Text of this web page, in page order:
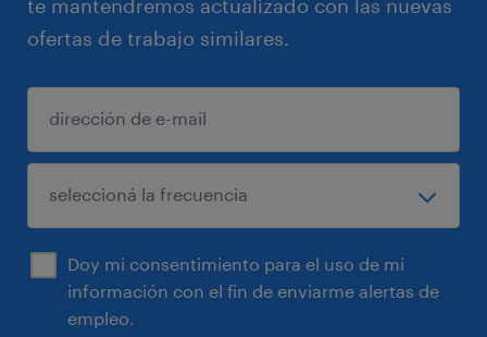
te mantendremos actualizado con las nuevas
ofertas de trabajo similares.
Doy mi consentimiento para el uso de mi
información con el fin de enviarme alertas de
empleo.